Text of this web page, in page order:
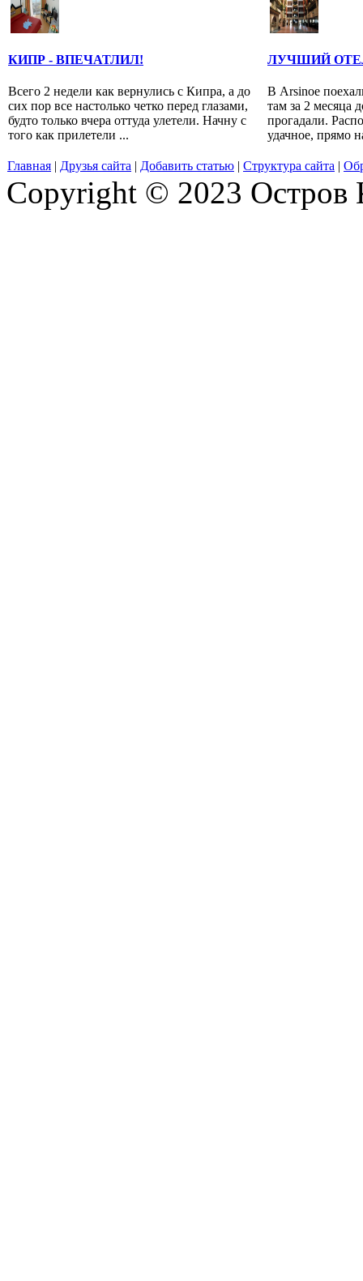
КИПР - ВПЕЧАТЛИЛ!
Всего 2 недели как вернулись с Кипра, а до
сих пор все настолько четко перед глазами,
будто только вчера оттуда улетели. Начну с
того как прилетели ...
ЛУЧШИЙ
В Arsinoe
там за 2 месяца
прогадали.
удачное, прямо
Главная | Друзья сайта | Добавить статью | Структура сайта |
Copyright © 2023 Остров